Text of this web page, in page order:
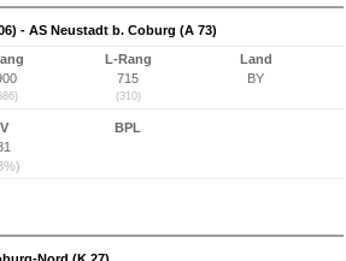
- AS Neustadt b. Coburg (A 73)
L-Rang
715
(310)
Land
BY
BPL